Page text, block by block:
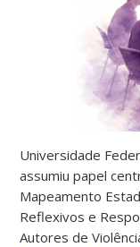
Universidade
assumiu papel
Mapeamento
Reflexivos e
Autores de